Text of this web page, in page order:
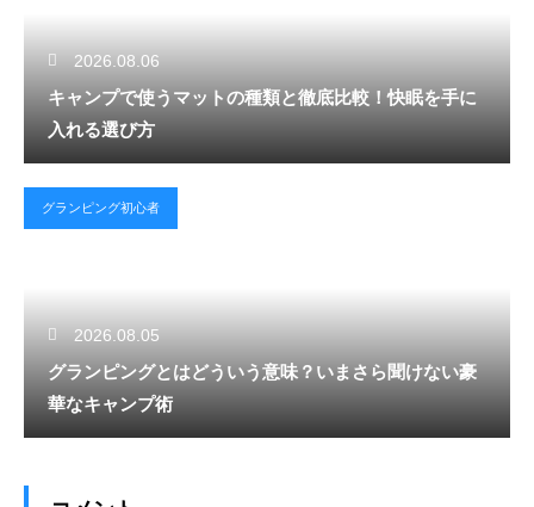
2026.08.06
キャンプで使うマットの種類と徹底比較！快眠を手に
入れる選び方
グランピング初心者
2026.08.05
グランピングとはどういう意味？いまさら聞けない豪
華なキャンプ術